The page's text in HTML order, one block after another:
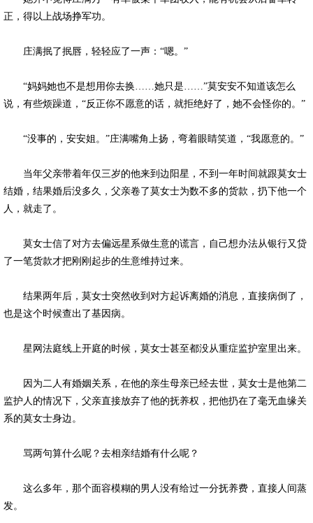
正，得以上战场挣军功。
庄满抿了抿唇，轻轻应了一声：“嗯。”
“妈妈她也不是想用你去换……她只是……”莫安安不知道该怎么
说，有些烦躁道，“反正你不愿意的话，就拒绝好了，她不会怪你的。”
“没事的，安安姐。”庄满嘴角上扬，弯着眼睛笑道，“我愿意的。”
当年父亲带着年仅三岁的他来到边阳星，不到一年时间就跟莫女士
结婚，结果婚后没多久，父亲卷了莫女士为数不多的货款，扔下他一个
人，就走了。
莫女士信了对方去偏远星系做生意的谎言，自己想办法从银行又贷
了一笔货款才把刚刚起步的生意维持过来。
结果两年后，莫女士突然收到对方起诉离婚的消息，直接病倒了，
也是这个时候查出了基因病。
星网法庭线上开庭的时候，莫女士甚至都没从重症监护室里出来。
因为二人有婚姻关系，在他的亲生母亲已经去世，莫女士是他第二
监护人的情况下，父亲直接放弃了他的抚养权，把他扔在了毫无血缘关
系的莫女士身边。
骂两句算什么呢？去相亲结婚有什么呢？
这么多年，那个面容模糊的男人没有给过一分抚养费，直接人间蒸
发。